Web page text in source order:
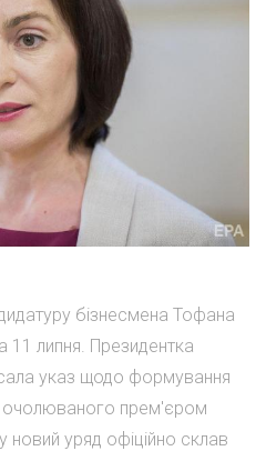
бізнесмена Тофана
11 липня. Президентка
указ щодо формування
очолюваного прем'єром
уряд офіційно склав